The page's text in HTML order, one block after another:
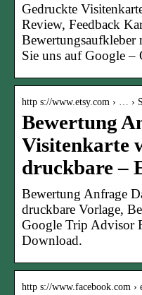
Gedruckte
Review, Feedback
Bewertungsaufkleber
Sie uns auf Google
http s://www.etsy.com › … ›
Bewertung
Visitenkarte
druckbare –
Bewertung Anfrage
druckbare Vorlage,
Google Trip Advisor
Download.
http s://www.facebook.com ›